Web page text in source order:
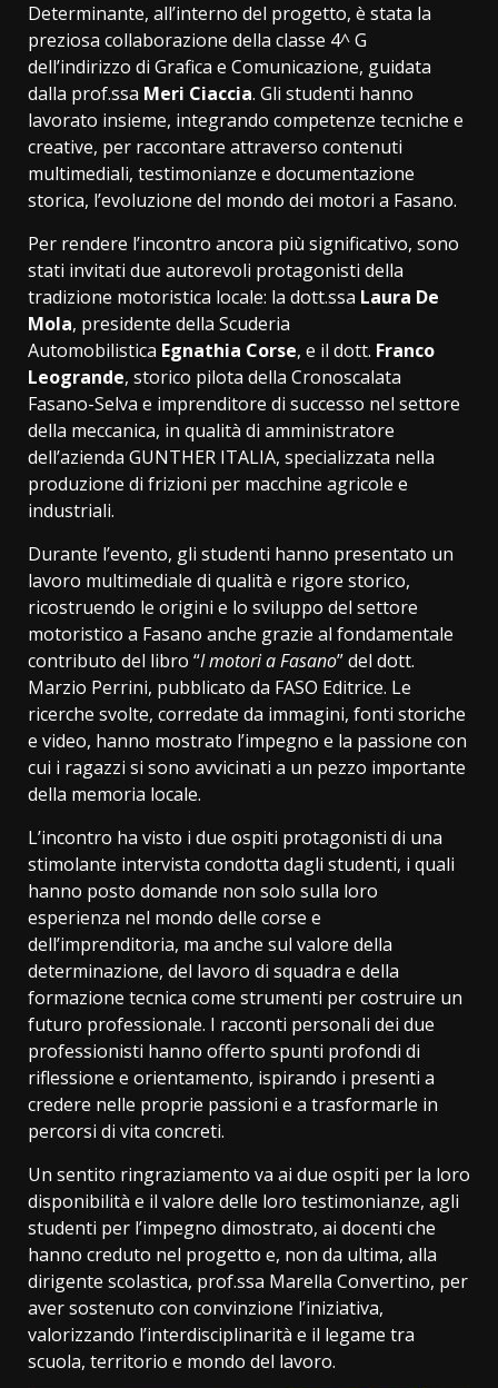
Determinante, all’interno del progetto, è stata la
preziosa collaborazione della classe 4^ G
dell’indirizzo di Grafica e Comunicazione, guidata
dalla prof.ssa Meri Ciaccia. Gli studenti hanno
lavorato insieme, integrando competenze tecniche e
creative, per raccontare attraverso contenuti
multimediali, testimonianze e documentazione
storica, l’evoluzione del mondo dei motori a Fasano.
Per rendere l’incontro ancora più significativo, sono
stati invitati due autorevoli protagonisti della
tradizione motoristica locale: la dott.ssa Laura De
Mola, presidente della Scuderia
Automobilistica Egnathia Corse, e il dott. Franco
Leogrande, storico pilota della Cronoscalata
Fasano-Selva e imprenditore di successo nel settore
della meccanica, in qualità di amministratore
dell’azienda GUNTHER ITALIA, specializzata nella
produzione di frizioni per macchine agricole e
industriali.
Durante l’evento, gli studenti hanno presentato un
lavoro multimediale di qualità e rigore storico,
ricostruendo le origini e lo sviluppo del settore
motoristico a Fasano anche grazie al fondamentale
contributo del libro “I motori a Fasano” del dott.
Marzio Perrini, pubblicato da FASO Editrice. Le
ricerche svolte, corredate da immagini, fonti storiche
e video, hanno mostrato l’impegno e la passione con
cui i ragazzi si sono avvicinati a un pezzo importante
della memoria locale.
L’incontro ha visto i due ospiti protagonisti di una
stimolante intervista condotta dagli studenti, i quali
hanno posto domande non solo sulla loro
esperienza nel mondo delle corse e
dell’imprenditoria, ma anche sul valore della
determinazione, del lavoro di squadra e della
formazione tecnica come strumenti per costruire un
futuro professionale. I racconti personali dei due
professionisti hanno offerto spunti profondi di
riflessione e orientamento, ispirando i presenti a
credere nelle proprie passioni e a trasformarle in
percorsi di vita concreti.
Un sentito ringraziamento va ai due ospiti per la loro
disponibilità e il valore delle loro testimonianze, agli
studenti per l’impegno dimostrato, ai docenti che
hanno creduto nel progetto e, non da ultima, alla
dirigente scolastica, prof.ssa Marella Convertino, per
aver sostenuto con convinzione l’iniziativa,
valorizzando l’interdisciplinarità e il legame tra
scuola, territorio e mondo del lavoro.